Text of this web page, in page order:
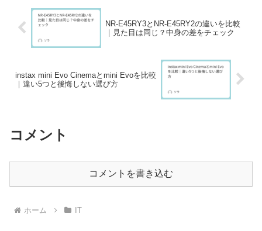
NR-E45RY3とNR-E45RY2の違いを比較
｜見た目は同じ？中身の差をチェック
instax mini Evo Cinemaとmini Evoを比較
｜違い5つと後悔しない選び方
コメント
コメントを書き込む
ホーム IT